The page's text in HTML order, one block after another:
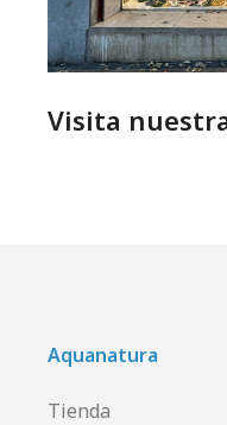
Visita
Aquanatura
Tienda